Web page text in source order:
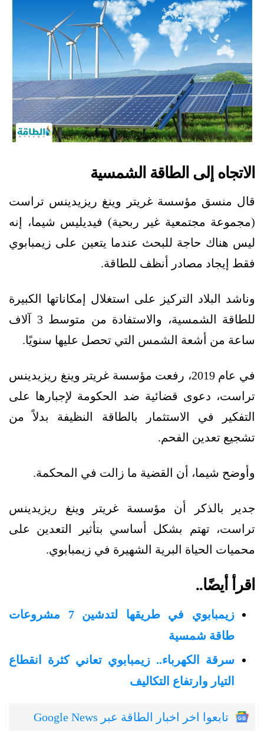
الاتجاه إلى الطاقة الشمسية
قال منسق مؤسسة غريتر وينغ ريزيدينس تراست
(مجموعة مجتمعية غير ربحية) فيديليس شيما، إنه
ليس هناك حاجة للبحث عندما يتعين على زيمبابوي
فقط إيجاد مصادر أنظف للطاقة.
وناشد البلاد التركيز على استغلال إمكاناتها الكبيرة
للطاقة الشمسية، والاستفادة من متوسط ​​3 آلاف
ساعة من أشعة الشمس التي تحصل عليها سنويًا.
في عام 2019، رفعت مؤسسة غريتر وينغ ريزيدينس
تراست، دعوى قضائية ضد الحكومة لإجبارها على
التفكير في الاستثمار بالطاقة النظيفة بدلاً من
تشجيع تعدين الفحم.
وأوضح شيما، أن القضية ما زالت في المحكمة.
جدير بالذكر أن مؤسسة غريتر وينغ ريزيدينس
تراست، تهتم بشكل أساسي بتأثير التعدين على
محميات الحياة البرية الشهيرة في زيمبابوي.
اقرأ أيضًا..
زيمبابوي في طريقها لتدشين 7 مشروعات
طاقة شمسية
سرقة الكهرباء.. زيمبابوي تعاني كثرة انقطاع
التيار وارتفاع التكاليف
تابعوا اخر اخبار الطاقة عبر Google News